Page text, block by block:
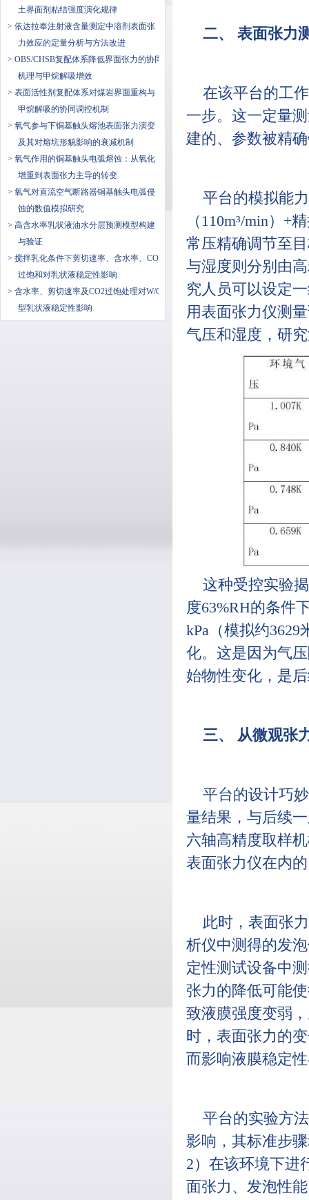
土界面剂粘结强度演化规律
> 依达拉奉注射液含量测定中溶剂表面张
力效应的定量分析与方法改进
> OBS/CHSB复配体系降低界面张力的协同
机理与甲烷解吸增效
> 表面活性剂复配体系对煤岩界面重构与
甲烷解吸的协同调控机制
> 氧气参与下铜基触头熔池表面张力演变
及其对熔坑形貌影响的衰减机制
> 氧气作用的铜基触头电弧熔蚀：从氧化
增重到表面张力主导的转变
> 氧气对直流空气断路器铜基触头电弧侵
蚀的数值模拟研究
> 高含水率乳状液油水分层预测模型构建
与验证
> 搅拌乳化条件下剪切速率、含水率、CO2
过饱和对乳状液稳定性影响
> 含水率、剪切速率及CO2过饱处理对W/O
型乳状液稳定性影响
二、 表面张力
在该平台的工
一步。这一定量
建的、参数被精
平台的模拟能
（110m³/min）+
常压精确调节至
与湿度则分别由
究人员可以设定
用表面张力仪测
气压和湿度，研
这种受控实验
度63%RH的条件
kPa（模拟约
化。这是因为气
始物性变化，是
三、 从微观张
平台的设计巧
量结果，与后续
六轴高精度取样
表面张力仪在内
此时，表面张
析仪中测得的发
定性测试设备中
张力的降低可能
致液膜强度变弱
时，表面张力的
而影响液膜稳定
平台的实验方
影响，其标准步
2）在该环境下进
面张力、发泡性